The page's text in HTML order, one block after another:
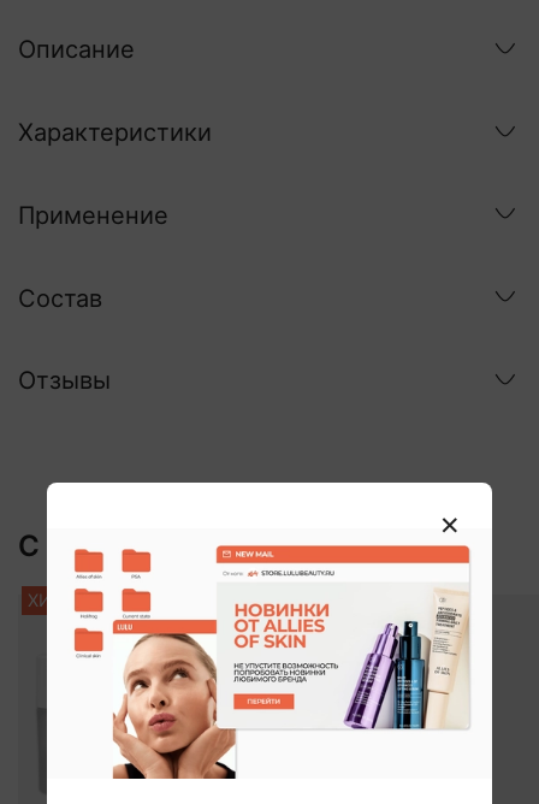
Описание
Характеристики
Применение
Состав
Отзывы
С этим покупают:
ХИТ ХИТ